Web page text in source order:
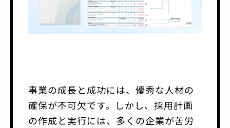
事業の成長と成功には、優秀な人材の
確保が不可欠です。しかし、採用計画
の作成と実行には、多くの企業が苦労